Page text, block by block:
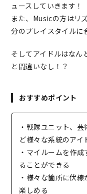
ュースしていきます！
また、Musicの方はリ
分のプレイスタイルに
そしてアイドルはなん
と間違いなし！？
おすすめポイント
・戦隊ユニット、
ど様々な系統のアイ
・マイルームを作
ることができる
・様々な箇所に伏
楽しめる